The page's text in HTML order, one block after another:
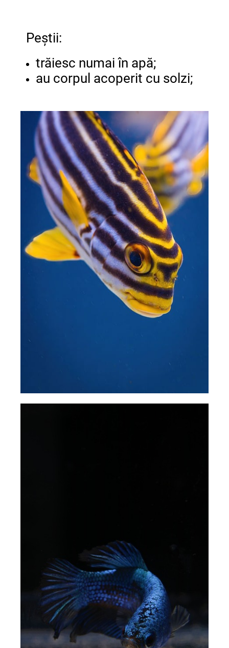
Peștii:
trăiesc numai în apă;
au corpul acoperit cu solzi;